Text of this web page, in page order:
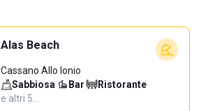
Alas Beach
Cassano Allo Ionio
Sabbiosa· Bar· Ristorante·
e altri 5…